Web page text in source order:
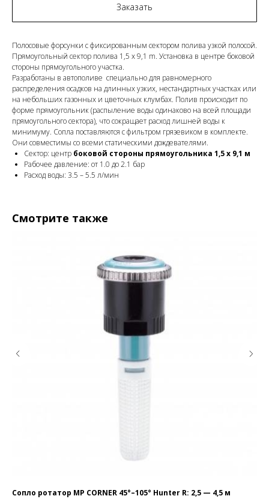
Заказать
Полосовые форсунки с фиксированным сектором полива узкой полосой.
Прямоугольный сектор полива 1,5 x 9,1 m. Установка в центре боковой
стороны прямоугольного участка.
Разработаны в автополиве специально для равномерного
распределения осадков на длинных узких, нестандартных участках или
на небольших газонных и цветочных клумбах. Полив происходит по
форме прямоугольник (распыление воды одинаково на всей площади
прямоугольного сектора), что сокращает расход лишней воды к
минимуму. Сопла поставляются с фильтром грязевиком в комплекте.
Они совместимы со всеми статическими дождевателями.
Сектор: центр боковой стороны прямоугольника 1,5 х 9,1 м
Рабочее давление: от 1.0 до 2.1 бар
Расход воды: 3.5 – 5.5 л/мин
Смотрите также
Сопло ротатор МР CORNER 45°–105° Hunter R: 2,5 — 4,5 м